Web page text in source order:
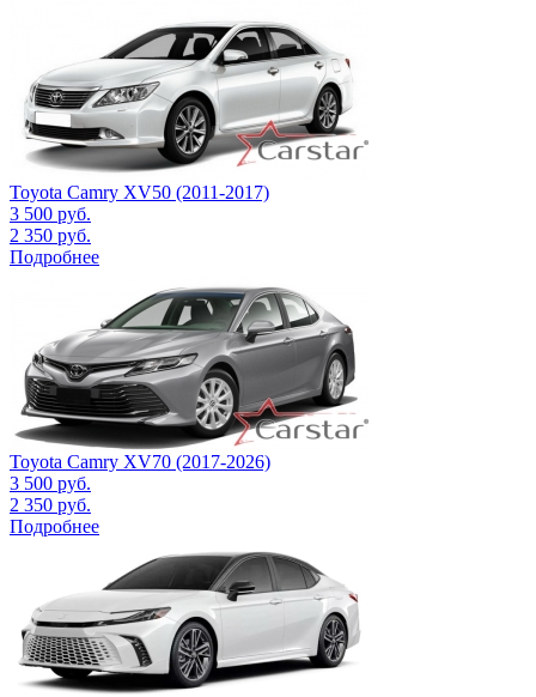
Toyota Camry XV50 (2011-2017)
3 500 руб.
2 350 руб.
Подробнее
Toyota Camry XV70 (2017-2026)
3 500 руб.
2 350 руб.
Подробнее